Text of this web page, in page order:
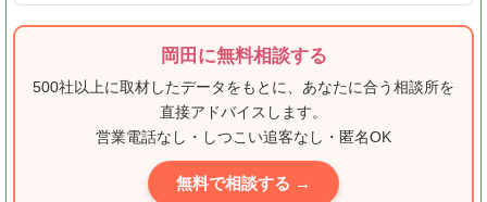
岡田に無料相談する
500社以上に取材したデータをもとに、あなたに合う相談所を
直接アドバイスします。
営業電話なし・しつこい追客なし・匿名OK
無料で相談する →